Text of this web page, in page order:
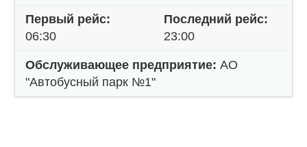
Первый рейс:
06:30
Последний рейс:
23:00
Обслуживающее предприятие: АО
"Автобусный парк №1"